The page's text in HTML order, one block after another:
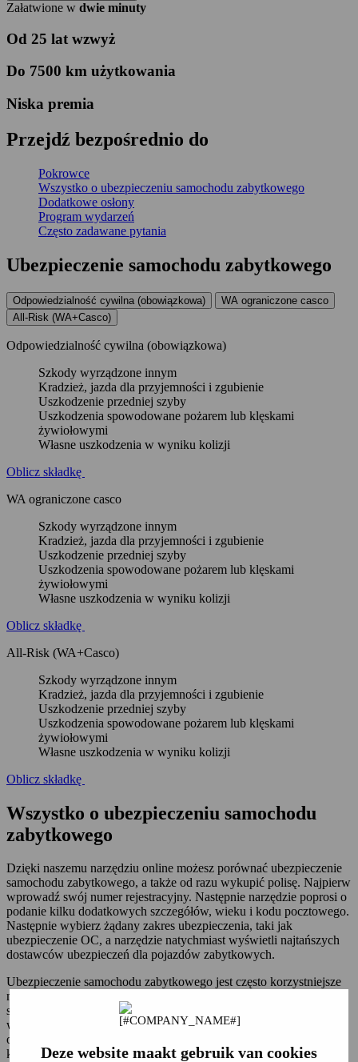
Deze website maakt gebruik van cookies
Załatwione w dwie minuty
Od 25 lat wzwyż
Do 7500 km użytkowania
Niska premia
Przejdź bezpośrednio do
Pokrowce
Wszystko o ubezpieczeniu samochodu zabytkowego
Dodatkowe osłony
Program wydarzeń
Często zadawane pytania
Ubezpieczenie samochodu zabytkowego
Odpowiedzialność cywilna (obowiązkowa)
WA ograniczone casco
All-Risk (WA+Casco)
Odpowiedzialność cywilna (obowiązkowa)
Szkody wyrządzone innym
Kradzież, jazda dla przyjemności i zgubienie
Uszkodzenie przedniej szyby
Uszkodzenia spowodowane pożarem lub klęskami
żywiołowymi
Własne uszkodzenia w wyniku kolizji
Oblicz składkę
WA ograniczone casco
Szkody wyrządzone innym
Kradzież, jazda dla przyjemności i zgubienie
Uszkodzenie przedniej szyby
Uszkodzenia spowodowane pożarem lub klęskami
żywiołowymi
Własne uszkodzenia w wyniku kolizji
Oblicz składkę
All-Risk (WA+Casco)
Szkody wyrządzone innym
Kradzież, jazda dla przyjemności i zgubienie
Uszkodzenie przedniej szyby
Uszkodzenia spowodowane pożarem lub klęskami
żywiołowymi
Własne uszkodzenia w wyniku kolizji
Oblicz składkę
Wszystko o ubezpieczeniu samochodu
zabytkowego
Dzięki naszemu narzędziu online możesz porównać ubezpieczenie
samochodu zabytkowego, a także od razu wykupić polisę. Najpierw
wprowadź swój numer rejestracyjny. Następnie narzędzie poprosi o
podanie kilku dodatkowych szczegółów, wieku i kodu pocztowego.
Następnie wybierz żądany zakres ubezpieczenia, taki jak
ubezpieczenie OC, a narzędzie natychmiast wyświetli najtańszych
dostawców ubezpieczeń dla pojazdów zabytkowych.
Ubezpieczenie samochodu zabytkowego jest często korzystniejsze
niż zwykłe ubezpieczenie samochodu. Dzieje się tak nie dlatego, że
samochody zabytkowe są bezpieczniejsze, ale dlatego, że
właściciele zwykle traktują swoje klasyczne samochody z większą
ostrożnością i zwykle używają ich tylko rekreacyjnie. Ponadto
każdego roku można przejechać maksymalną liczbę kilometrów.